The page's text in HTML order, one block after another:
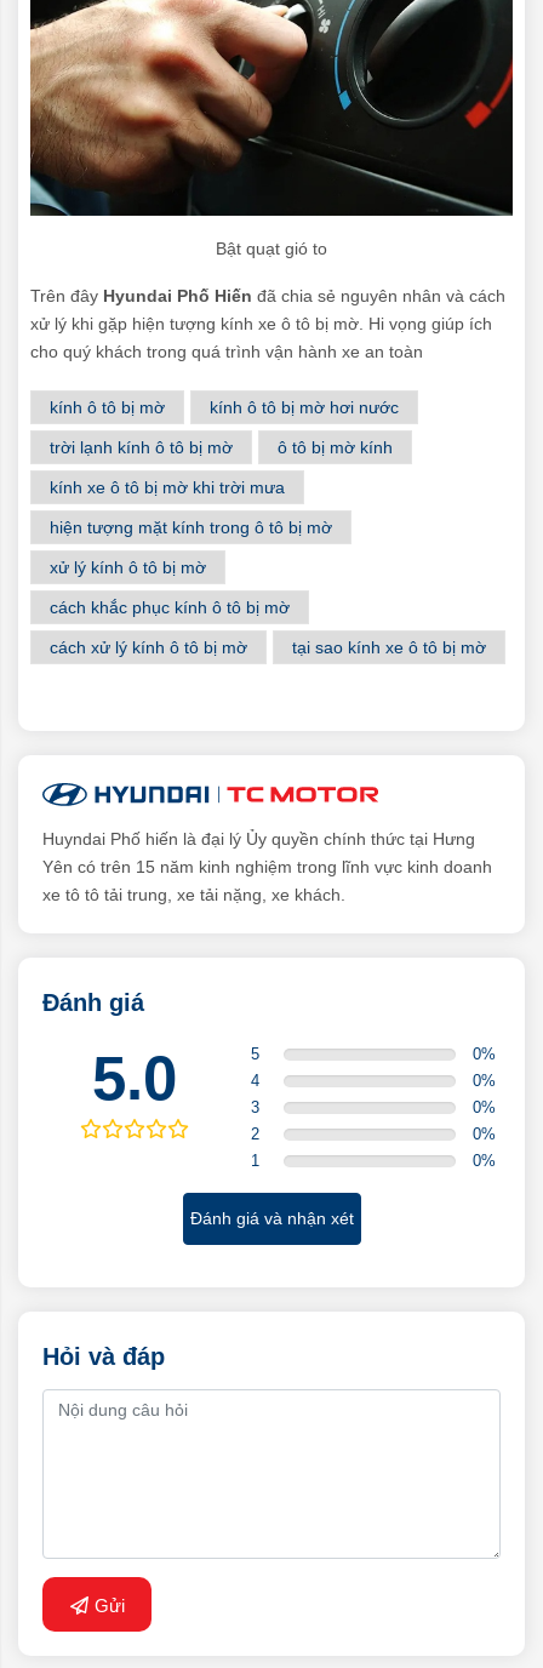
Bật quạt gió to
Trên đây Hyundai Phố Hiến đã chia sẻ nguyên nhân và cách
xử lý khi gặp hiện tượng kính xe ô tô bị mờ. Hi vọng giúp ích
cho quý khách trong quá trình vận hành xe an toàn
kính ô tô bị mờ kính ô tô bị mờ hơi nước
trời lạnh kính ô tô bị mờ ô tô bị mờ kính
kính xe ô tô bị mờ khi trời mưa
hiện tượng mặt kính trong ô tô bị mờ
xử lý kính ô tô bị mờ
cách khắc phục kính ô tô bị mờ
cách xử lý kính ô tô bị mờ tại sao kính xe ô tô bị mờ
Huyndai Phố hiến là đại lý Ủy quyền chính thức tại Hưng
Yên có trên 15 năm kinh nghiệm trong lĩnh vực kinh doanh
xe tô tô tải trung, xe tải nặng, xe khách.
Đánh giá
5.0 5 0%
4
0%
3
0%
2
0%
1
0%
Đánh giá và nhận xét
Hỏi và đáp
Gửi